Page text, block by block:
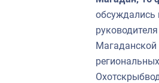
обсуждались
Магаданской